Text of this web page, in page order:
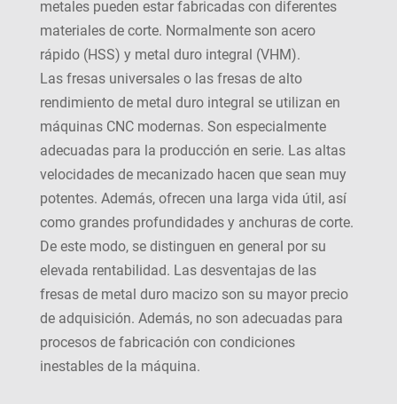
metales pueden estar fabricadas con diferentes
materiales de corte. Normalmente son acero
rápido (HSS) y metal duro integral (VHM).
Las fresas universales o las fresas de alto
rendimiento de metal duro integral se utilizan en
máquinas CNC modernas. Son especialmente
adecuadas para la producción en serie. Las altas
velocidades de mecanizado hacen que sean muy
potentes. Además, ofrecen una larga vida útil, así
como grandes profundidades y anchuras de corte.
De este modo, se distinguen en general por su
elevada rentabilidad. Las desventajas de las
fresas de metal duro macizo son su mayor precio
de adquisición. Además, no son adecuadas para
procesos de fabricación con condiciones
inestables de la máquina.